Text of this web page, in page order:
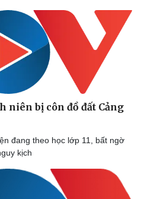
niên bị côn đồ đất Cảng
đang theo học lớp 11, bất ngờ
kịch